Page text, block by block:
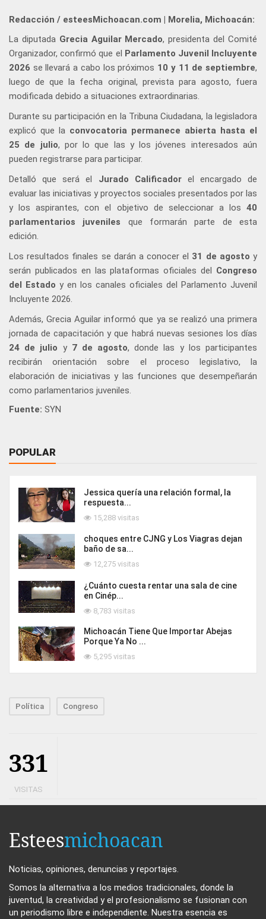
Redacción / esteesMichoacan.com | Morelia, Michoacán:
La diputada Grecia Aguilar Mercado, presidenta del Comité
Organizador, confirmó que el
Parlamento Juvenil Incluyente
2026 se llevará a cabo los próximos 10 y 11 de septiembre,
luego de que la fecha original, prevista para agosto, fuera
modificada debido a situaciones extraordinarias.
Durante su participación en la Tribuna Ciudadana, la legisladora
explicó que la convocatoria permanece abierta hasta el
25 de julio, por lo que las y los jóvenes interesados aún
pueden registrarse para participar.
Detalló que será el Jurado Calificadorel encargado de
evaluar las iniciativas y proyectos sociales presentados por las
y los aspirantes, con el objetivo de seleccionar a los 40
parlamentarios juveniles que formarán parte de esta
edición.
Los resultados finales se darán a conocer el 31 de agosto y
serán publicados en las plataformas oficiales del Congreso
del Estado y en los canales oficiales del Parlamento Juvenil
Incluyente 2026.
Además, Grecia Aguilar informó que ya se realizó una primera
jornada de capacitación y que habrá nuevas sesiones los días
24 de julio y 7 de agosto, donde las y los participantes
recibirán orientación sobre el proceso legislativo, la
elaboración de iniciativas y las funciones que desempeñarán
como parlamentarios juveniles.
Fuente: SYN
POPULAR
Jessica quería una relación formal, la
respuesta...
15,288 visitas
choques entre CJNG y Los Viagras dejan
baño de sa...
12,275 visitas
¿Cuánto cuesta rentar una sala de cine
en Cinép...
8,783 visitas
Michoacán Tiene Que Importar Abejas
Porque Ya No ...
5,295 visitas
Política Congreso
331
VISITAS
Esteesmichoacan
Noticias, opiniones, denuncias y reportajes.
Somos la alternativa a los medios tradicionales, donde la
juventud, la creatividad y el profesionalismo se fusionan con
un periodismo libre e independiente. Nuestra esencia es